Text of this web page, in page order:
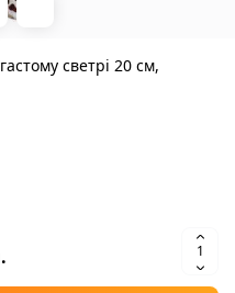
светрі 20 см,